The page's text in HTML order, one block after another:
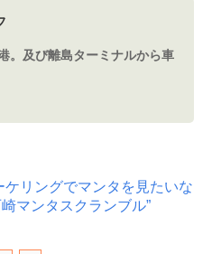
。及び離島ターミナルから車
ケリングでマンタを見たいな
マンタスクランブル”